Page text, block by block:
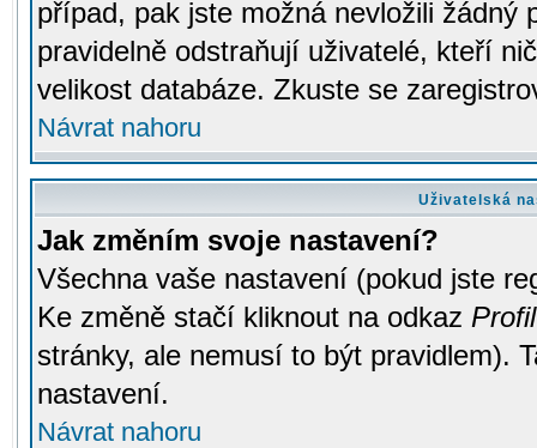
případ, pak jste možná nevložili žádný
pravidelně odstraňují uživatelé, kteří
velikost databáze. Zkuste se
Návrat nahoru
Uživatelská
Jak změním svoje nastavení?
Všechna vaše nastavení (pokud jste
Ke změně stačí kliknout na odkaz Profil
stránky, ale nemusí to být pravidlem).
nastavení.
Návrat nahoru